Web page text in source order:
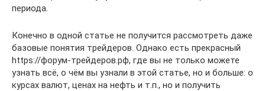
периода.
Конечно в одной статье не получится рассмотреть даже
базовые понятия трейдеров. Однако есть прекрасный
https://форум-трейдеров.рф, где вы не только можете
узнать всё, о чём вы узнали в этой статье, но и больше: о
курсах валют, ценах на нефть и т.п., но и получить